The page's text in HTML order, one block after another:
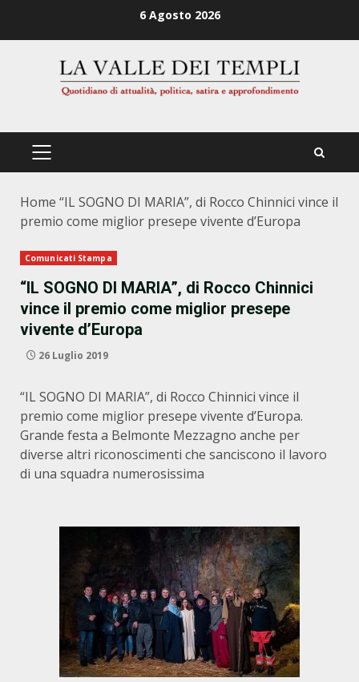
6 Agosto 2026
PRIMÄRES
Home “IL SOGNO DI MARIA”, di Rocco Chinnici vince il
premio come miglior presepe vivente d’Europa
Comunicati Stampa
“IL SOGNO DI MARIA”, di Rocco Chinnici
vince il premio come miglior presepe
vivente d’Europa
26 Luglio 2019
“IL SOGNO DI MARIA”, di Rocco Chinnici vince il
premio come miglior presepe vivente d’Europa.
Grande festa a Belmonte Mezzagno anche per
diverse altri riconoscimenti che sanciscono il lavoro
di una squadra numerosissima